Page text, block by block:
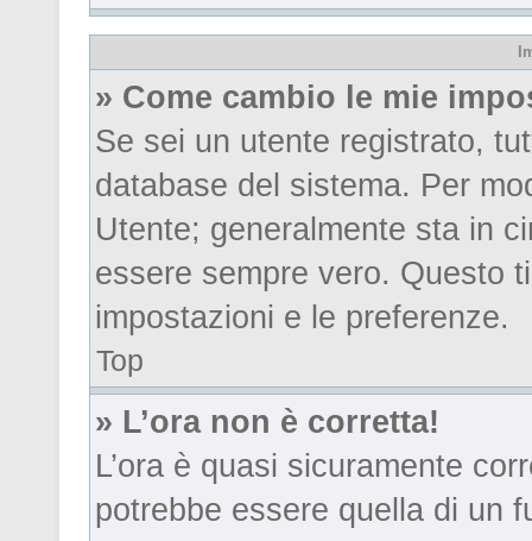
» Come cambio le mie
Se sei un utente registrato,
database del sistema. Per
Utente; generalmente sta in
essere sempre vero. Questo
impostazioni e le preferenze.
Top
» L’ora non è corretta!
L’ora è quasi sicuramente
potrebbe essere quella di un